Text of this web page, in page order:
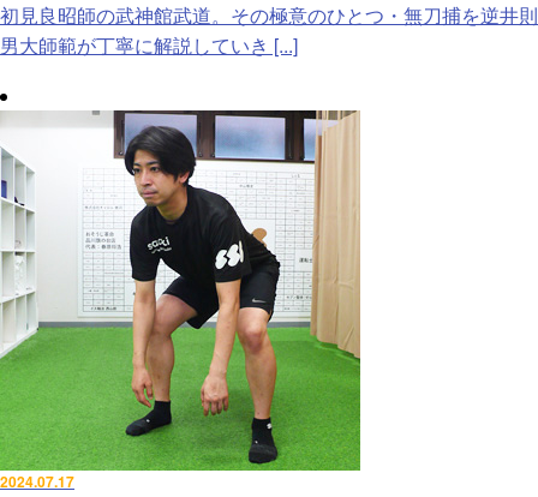
初見良昭師の武神館武道。その極意のひとつ・無刀捕を逆井則
男大師範が丁寧に解説していき [...]
2024.07.17